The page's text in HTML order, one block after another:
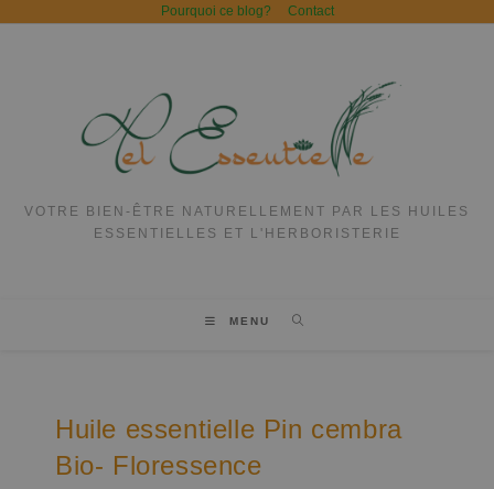
Pourquoi ce blog? Contact
VOTRE BIEN-ÊTRE NATURELLEMENT PAR LES HUILES
ESSENTIELLES ET L'HERBORISTERIE
MENU
Huile essentielle Pin cembra
Bio- Floressence